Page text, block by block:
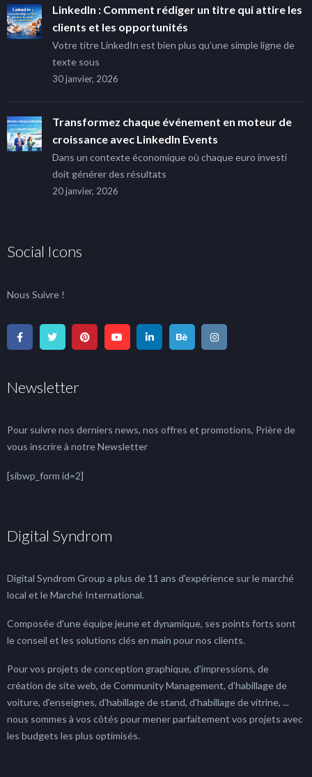
LinkedIn : Comment rédiger un titre qui attire les
clients et les opportunités
Votre titre LinkedIn est bien plus qu’une simple ligne de
texte sous
30 janvier, 2026
Transformez chaque événement en moteur de
croissance avec LinkedIn Events
Dans un contexte économique où chaque euro investi
doit générer des résultats
20 janvier, 2026
Social Icons
Nous Suivre !
Newsletter
Pour suivre nos derniers news, nos offres et promotions, Prière de
vous inscrire à notre Newsletter
[sibwp_form id=2]
Digital Syndrom
Digital Syndrom Group a plus de 11 ans d'expérience sur le marché
local et le Marché International.
Composée d'une équipe jeune et dynamique, ses points forts sont
le conseil et les solutions clés en main pour nos clients.
Pour vos projets de conception graphique, d'impressions, de
création de site web, de Community Management, d'habillage de
voiture, d'enseignes, d'habillage de stand, d'habillage de vitrine, ...
nous sommes à vos côtés pour mener parfaitement vos projets avec
les budgets les plus optimisés.